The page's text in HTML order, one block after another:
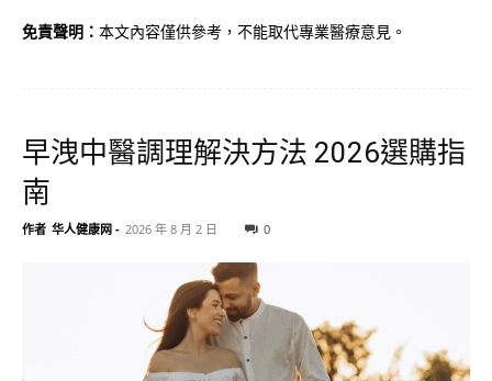
免責聲明： 本文內容僅供參考，不能取代專業醫療意見。
早洩中醫調理解決方法 2026選購指
南
作者 华人健康网 - 2026 年 8 月 2 日 0